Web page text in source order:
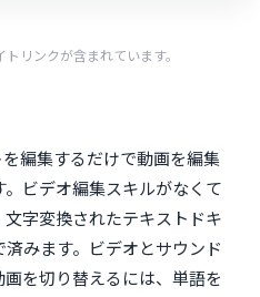
リンクが含まれています。
編集するだけで動画を編集
ビデオ編集スキルがなくて
字変換されたテキストドキ
みます。ビデオとサウンド
を切り替えるには、単語を